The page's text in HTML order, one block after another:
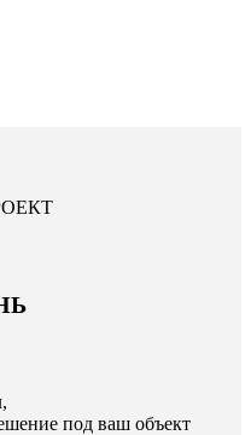
под ваш объект